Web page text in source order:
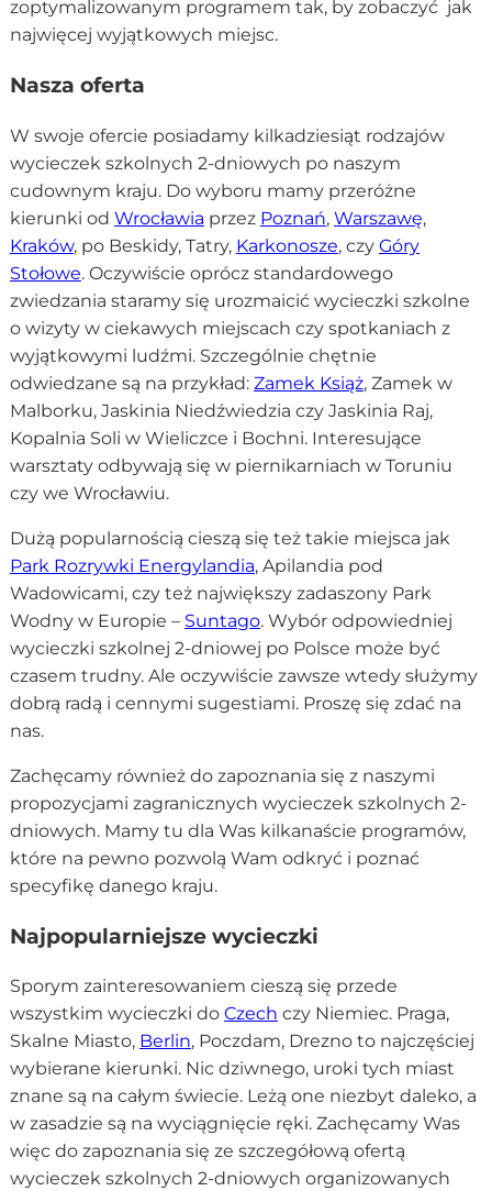
zoptymalizowanym programem tak, by zobaczyć jak
najwięcej wyjątkowych miejsc.
Nasza oferta
W swoje ofercie posiadamy kilkadziesiąt rodzajów
wycieczek szkolnych 2-dniowych po naszym
cudownym kraju. Do wyboru mamy przeróżne
kierunki od Wrocławia przez Poznań, Warszawę,
Kraków, po Beskidy, Tatry, Karkonosze, czy Góry
Stołowe. Oczywiście oprócz standardowego
zwiedzania staramy się urozmaicić wycieczki szkolne
o wizyty w ciekawych miejscach czy spotkaniach z
wyjątkowymi ludźmi. Szczególnie chętnie
odwiedzane są na przykład: Zamek Książ, Zamek w
Malborku, Jaskinia Niedźwiedzia czy Jaskinia Raj,
Kopalnia Soli w Wieliczce i Bochni. Interesujące
warsztaty odbywają się w piernikarniach w Toruniu
czy we Wrocławiu.
Dużą popularnością cieszą się też takie miejsca jak
Park Rozrywki Energylandia, Apilandia pod
Wadowicami, czy też największy zadaszony Park
Wodny w Europie – Suntago. Wybór odpowiedniej
wycieczki szkolnej 2-dniowej po Polsce może być
czasem trudny. Ale oczywiście zawsze wtedy służymy
dobrą radą i cennymi sugestiami. Proszę się zdać na
nas.
Zachęcamy również do zapoznania się z naszymi
propozycjami zagranicznych wycieczek szkolnych 2-
dniowych. Mamy tu dla Was kilkanaście programów,
które na pewno pozwolą Wam odkryć i poznać
specyfikę danego kraju.
Najpopularniejsze wycieczki
Sporym zainteresowaniem cieszą się przede
wszystkim wycieczki do Czech czy Niemiec. Praga,
Skalne Miasto, Berlin, Poczdam, Drezno to najczęściej
wybierane kierunki. Nic dziwnego, uroki tych miast
znane są na całym świecie. Leżą one niezbyt daleko, a
w zasadzie są na wyciągnięcie ręki. Zachęcamy Was
więc do zapoznania się ze szczegółową ofertą
wycieczek szkolnych 2-dniowych organizowanych